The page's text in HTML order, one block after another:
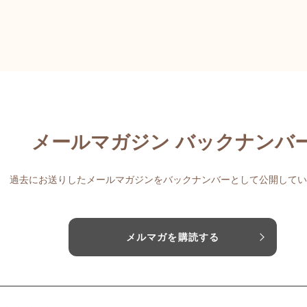
メールマガジン バックナンバ
過去にお送りしたメールマガジンをバックナンバーとして公開してい
メルマガを購読する